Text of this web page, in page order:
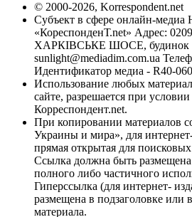
© 2000-2026, Korrespondent.net
Субъект в сфере онлайн-медиа
«КореспонденТ.net» Адрес:
ХАРКІВСЬКЕ ШОСЕ, будинок
sunlight@mediadim.com.ua
Идентификатор медиа - R40-
Использование любых
сайте, разрешается при
Корреспондент.net.
При копировании материалов
Украины и мира», для
прямая открытая для
Ссылка должна быть
полного либо частичного
Гиперссылка (для интернет-
размещена в подзаголовке или
материала.